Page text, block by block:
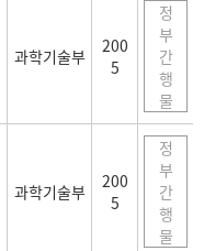
과학기술부
200
5
정
부
간
행
물
과학기술부
200
5
정
부
간
행
물